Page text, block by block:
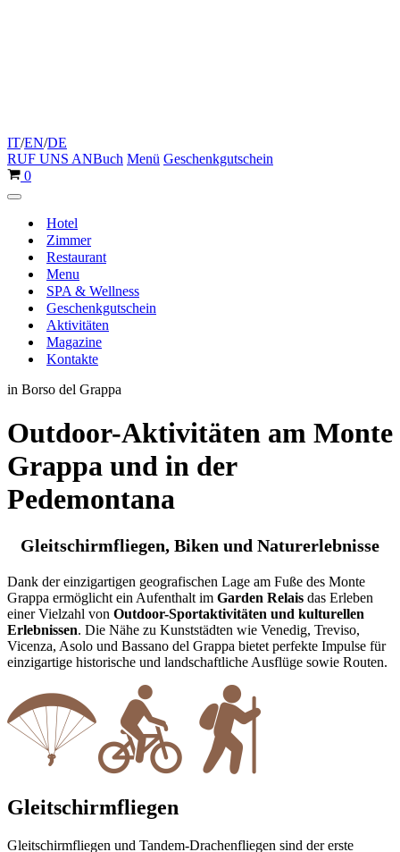
IT/EN/DE
RUF UNS ANBuch Menü Geschenkgutschein
Warenkorb
0
Navigationsmenü
Hotel
Zimmer
Restaurant
Menu
SPA & Wellness
Geschenkgutschein
Aktivitäten
Magazine
Kontakte
in Borso del Grappa
Outdoor-Aktivitäten am Monte
Grappa und in der
Pedemontana
Gleitschirmfliegen, Biken und Naturerlebnisse
Dank der einzigartigen geografischen Lage am Fuße des Monte
Grappa ermöglicht ein Aufenthalt im Garden Relais das Erleben
einer Vielzahl von Outdoor-Sportaktivitäten und kulturellen
Erlebnissen. Die Nähe zu Kunststädten wie Venedig, Treviso,
Vicenza, Asolo und Bassano del Grappa bietet perfekte Impulse für
einzigartige historische und landschaftliche Ausflüge sowie Routen.
Gleitschirmfliegen
Gleitschirmfliegen und Tandem-Drachenfliegen sind der erste